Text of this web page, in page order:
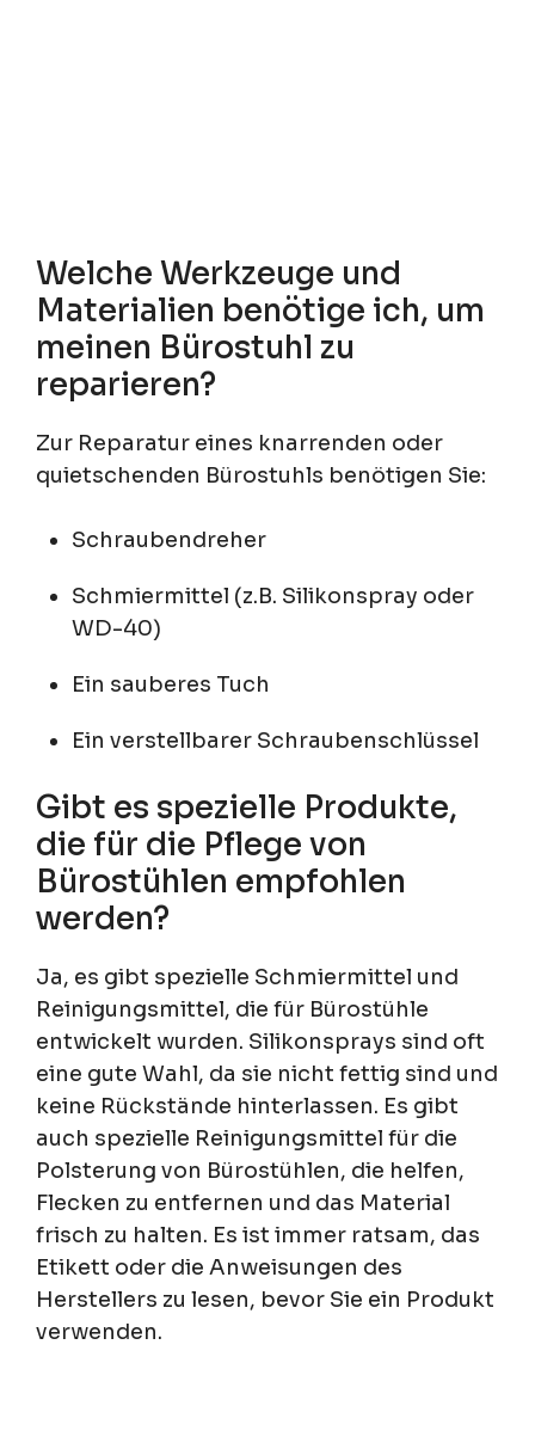
Welche Werkzeuge und
Materialien benötige ich, um
meinen Bürostuhl zu
reparieren?
Zur Reparatur eines knarrenden oder
quietschenden Bürostuhls benötigen Sie:
Schraubendreher
Schmiermittel (z.B. Silikonspray oder
WD-40)
Ein sauberes Tuch
Ein verstellbarer Schraubenschlüssel
Gibt es spezielle Produkte,
die für die Pflege von
Bürostühlen empfohlen
werden?
Ja, es gibt spezielle Schmiermittel und
Reinigungsmittel, die für Bürostühle
entwickelt wurden. Silikonsprays sind oft
eine gute Wahl, da sie nicht fettig sind und
keine Rückstände hinterlassen. Es gibt
auch spezielle Reinigungsmittel für die
Polsterung von Bürostühlen, die helfen,
Flecken zu entfernen und das Material
frisch zu halten. Es ist immer ratsam, das
Etikett oder die Anweisungen des
Herstellers zu lesen, bevor Sie ein Produkt
verwenden.